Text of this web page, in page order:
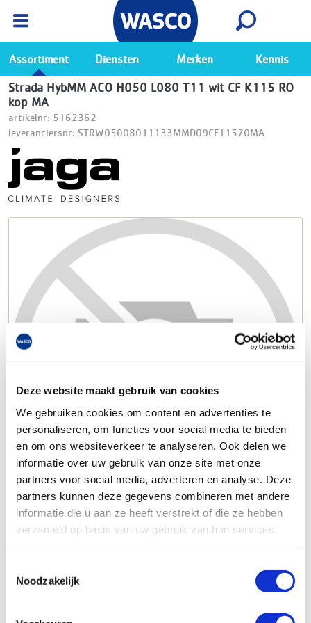
Deze website maakt gebruik van cookies
We gebruiken cookies om content en advertenties te
personaliseren, om functies voor social media te bieden
en om ons websiteverkeer te analyseren. Ook delen we
informatie over uw gebruik van onze site met onze
partners voor social media, adverteren en analyse. Deze
partners kunnen deze gegevens combineren met andere
informatie die u aan ze heeft verstrekt of die ze hebben
verzameld op basis van uw gebruik van hun services.
Noodzakelijk
Ga naar de Wasco app
Bekijk
Assortiment Diensten Merken Kennis
Strada HybMM ACO H050 L080 T11 wit CF K115 RO
kop MA
artikelnr: 5162362
leveranciersnr: STRW05008011133MMD09CF11570MA